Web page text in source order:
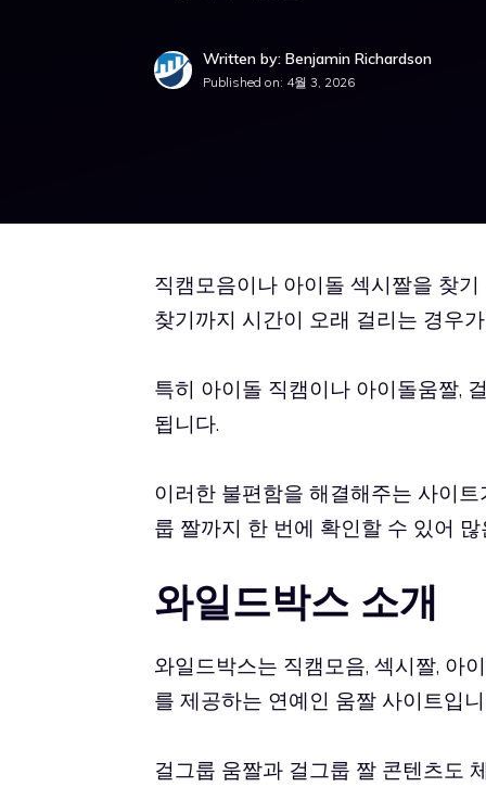
Written by: Benjamin Richardson
Published on: 4월 3, 2026
직캠모음이나 아이돌 섹시짤을 찾
찾기까지 시간이 오래 걸리는 경우
특히 아이돌 직캠이나 아이돌움짤,
됩니다.
이러한 불편함을 해결해주는 사이
룹 짤까지 한 번에 확인할 수 있어
와일드박스 소개
와일드박스는 직캠모음, 섹시짤, 아
를 제공하는 연예인 움짤 사이트입
걸그룹 움짤과 걸그룹 짤 콘텐츠도